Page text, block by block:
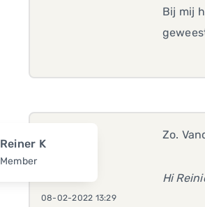
Bij mij
Reiner K
Member
08-02-2022 13:29
Zo.
Hi